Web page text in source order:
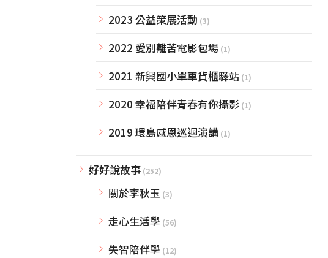
2023 公益策展活動 (3)
2022 愛別離苦電影包場 (1)
2021 新興國小單車貨櫃驛站 (1)
2020 幸福陪伴青春有你攝影 (1)
2019 環島感恩巡迴演講 (1)
好好說故事 (252)
關於李秋玉 (3)
走心生活學 (56)
失智陪伴學 (12)